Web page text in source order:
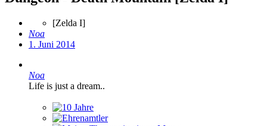
[Zelda I]
Noa
1. Juni 2014
Noa
Life is just a dream..